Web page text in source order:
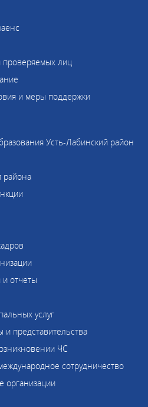
проверяемых лиц
и меры поддержки
Усть-Лабинский район
района
отчеты
услуг
представительства
ЧС
сотрудничество
организации